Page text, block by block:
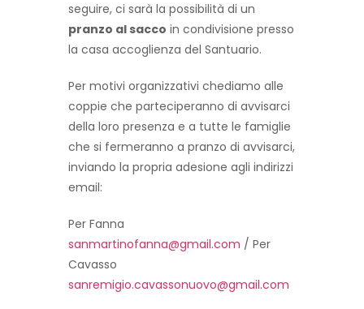
seguire, ci sarà la possibilità di un
pranzo al sacco in condivisione presso
la casa accoglienza del Santuario.
Per motivi organizzativi chediamo alle
coppie che parteciperanno di avvisarci
della loro presenza e a tutte le famiglie
che si fermeranno a pranzo di avvisarci,
inviando la propria adesione agli indirizzi
email:
Per Fanna
sanmartinofanna@gmail.com / Per
Cavasso
sanremigio.cavassonuovo@gmail.com